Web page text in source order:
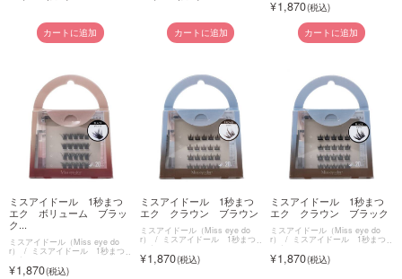
カートに追加 カートに追加
1,870
カートに追加
ミスアイドール 1秒まつ
エク ボリューム ブラッ
ク...
ミスアイドール（Miss eye do
r） ミスアイドール 1秒まつ
エク
1,870
ミスアイドール 1秒まつ
エク クラウン ブラウン
ミスアイドール（Miss eye do
r） ミスアイドール 1秒まつ
エク
1,870
ミスアイドール 1秒まつ
エク クラウン ブラック
ミスアイドール（Miss eye do
r） ミスアイドール 1秒まつ
エク
1,870